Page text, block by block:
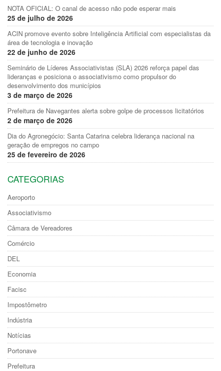
NOTA OFICIAL: O canal de acesso não pode esperar mais
25 de julho de 2026
ACIN promove evento sobre Inteligência Artificial com especialistas da
área de tecnologia e inovação
22 de junho de 2026
Seminário de Líderes Associativistas (SLA) 2026 reforça papel das
lideranças e posiciona o associativismo como propulsor do
desenvolvimento dos municípios
3 de março de 2026
Prefeitura de Navegantes alerta sobre golpe de processos licitatórios
2 de março de 2026
Dia do Agronegócio: Santa Catarina celebra liderança nacional na
geração de empregos no campo
25 de fevereiro de 2026
CATEGORIAS
Aeroporto
Associativismo
Câmara de Vereadores
Comércio
DEL
Economia
Facisc
Impostômetro
Indústria
Notícias
Portonave
Prefeitura